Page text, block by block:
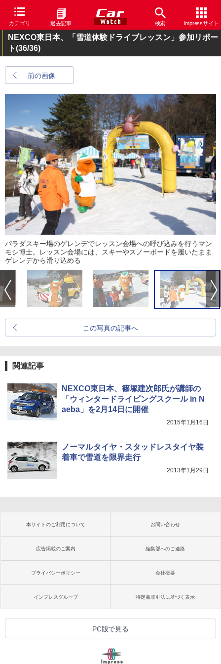
カテゴリ 過去記事 検索 Impressサイト
NEXCO東日本、「雪道体験ドライブレッスン」参加リポー
ト(36/36)
前の画像
パラダスキー場のゲレンデでレッスン会場への呼び込みを行うマン
モシ博士。レッスン会場には、スキーやスノーボードを履いたまま
ゲレンデから滑り込める
この写真の記事へ
関連記事
NEXCO東日本、篠塚建次郎氏が講師の
「ウィンタードライビングスクール in N
aeba」を2月14日に開催
2015年1月16日
ノーマルタイヤ・スタッドレスタイヤ装
着車で雪道を限界走行
2013年1月29日
本サイトのご利用について お問い合わせ
広告掲載のご案内 編集部へのご連絡
プライバシーポリシー 会社概要
インプレスグループ 特定商取引法に基づく表示
PC版で見る